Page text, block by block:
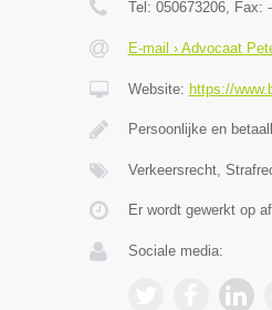
Tel: 050673206, Fax: -
E-mail › Advocaat
Website: https://
Persoonlijke en
Verkeersrecht,
Er wordt gewerkt op
Sociale media: